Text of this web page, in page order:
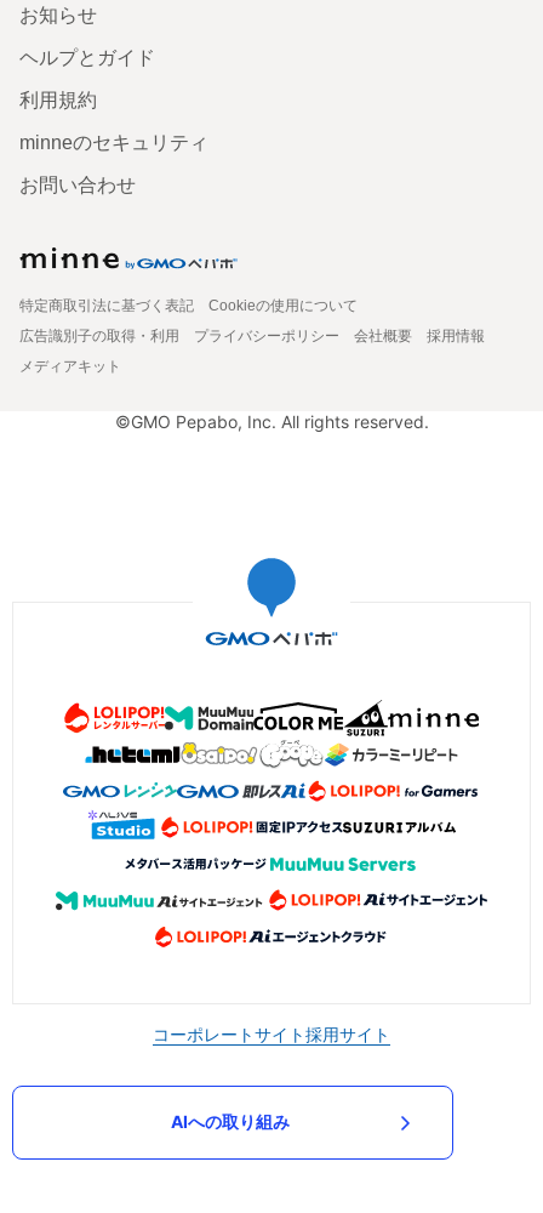
お知らせ
ヘルプとガイド
利用規約
minneのセキュリティ
お問い合わせ
特定商取引法に基づく表記
Cookieの使用について
広告識別子の取得・利用
プライバシーポリシー 会社概要
採用情報
メディアキット
©GMO Pepabo, Inc. All rights reserved.
コーポレートサイト採用サイト
AIへの取り組み